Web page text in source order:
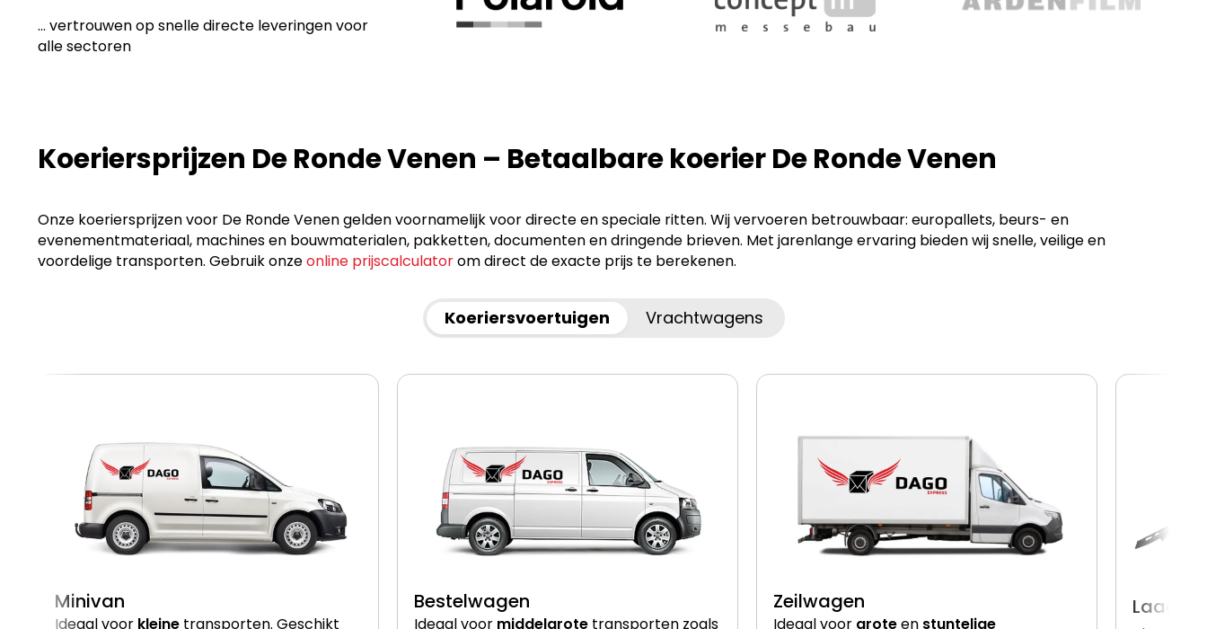
... vertrouwen op snelle directe leveringen voor
alle sectoren
Koeriersprijzen De Ronde Venen – Betaalbare koerier De Ronde Venen
Onze koeriersprijzen voor De Ronde Venen gelden voornamelijk voor directe en speciale ritten. Wij vervoeren betrouwbaar: europallets, beurs- en
evenementmateriaal, machines en bouwmaterialen, pakketten, documenten en dringende brieven. Met jarenlange ervaring bieden wij snelle, veilige en
voordelige transporten. Gebruik onzeonline prijscalculatorom direct de exacte prijs te berekenen.
Koeriersvoertuigen Vrachtwagens
Minivan
Ideaal voor kleine transporten. Geschikt
Bestelwagen
Ideaal voor middelgrote transporten zoals
Zeilwagen
Ideaal voor groteen stuntelige